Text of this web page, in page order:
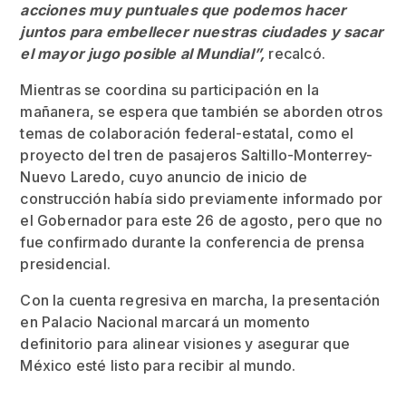
acciones muy puntuales que podemos hacer
juntos para embellecer nuestras ciudades y sacar
el mayor jugo posible al Mundial”, recalcó.
Mientras se coordina su participación en la
mañanera, se espera que también se aborden otros
temas de colaboración federal-estatal, como el
proyecto del tren de pasajeros Saltillo-Monterrey-
Nuevo Laredo, cuyo anuncio de inicio de
construcción había sido previamente informado por
el Gobernador para este 26 de agosto, pero que no
fue confirmado durante la conferencia de prensa
presidencial.
Con la cuenta regresiva en marcha, la presentación
en Palacio Nacional marcará un momento
definitorio para alinear visiones y asegurar que
México esté listo para recibir al mundo.